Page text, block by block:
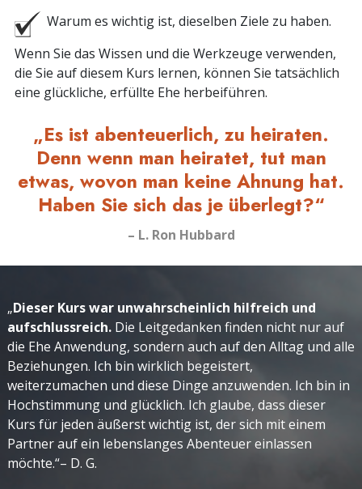
Warum es wichtig ist, dieselben Ziele zu haben.
Wenn Sie das Wissen und die Werkzeuge verwenden,
die Sie auf diesem Kurs lernen, können Sie tatsächlich
eine glückliche, erfüllte Ehe herbeiführen.
„Es ist abenteuerlich, zu heiraten.
Denn wenn man heiratet, tut man
etwas, wovon man keine Ahnung hat.
Haben Sie sich das je überlegt?“
– L. Ron Hubbard
„Dieser Kurs war unwahrscheinlich hilfreich und
aufschlussreich. Die Leitgedanken finden nicht nur auf
die Ehe Anwendung, sondern auch auf den Alltag und alle
Beziehungen. Ich bin wirklich begeistert,
weiterzumachen und diese Dinge anzuwenden. Ich bin in
Hochstimmung und glücklich. Ich glaube, dass dieser
Kurs für jeden äußerst wichtig ist, der sich mit einem
Partner auf ein lebenslanges Abenteuer einlassen
möchte.“– D. G.